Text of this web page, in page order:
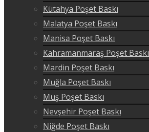
Kütahya Poşet Baskı
Malatya Poşet Baskı
Manisa Poşet Baskı
Kahramanmaraş Poşet Baskı
Mardin Poşet Baskı
Muğla Poşet Baskı
Muş Poşet Baskı
Nevşehir Poşet Baskı
Niğde Poşet Baskı